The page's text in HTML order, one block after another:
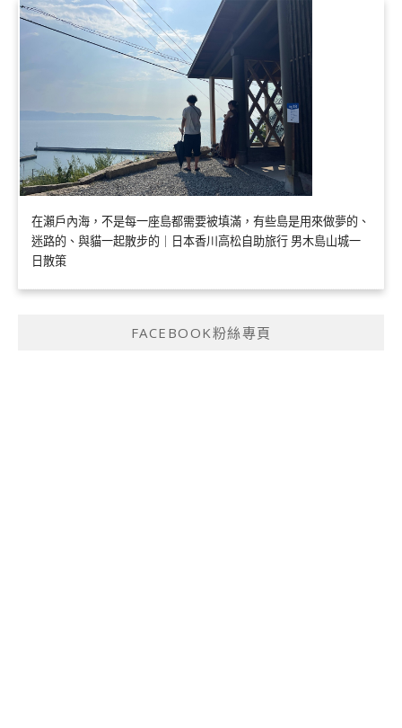
在瀨戶內海，不是每一座島都需要被填滿，有些島是用來做夢的、
迷路的、與貓一起散步的｜日本香川高松自助旅行 男木島山城一
日散策
FACEBOOK粉絲專頁